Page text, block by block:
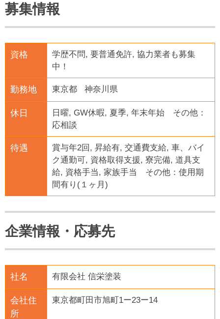
募集情報
資格
学歴不問, 要普通免許, 協力業者も募集
中！
勤務地 東京都 神奈川県
休日
日曜, GW休暇, 夏季, 年末年始 その他：
応相談
待遇
賞与年2回, 昇給有, 交通費支給, 車、バイ
ク通勤可, 資格取得支援, 寮完備, 道具支
給, 資格手当, 家族手当 その他：使用期
間有り(１ヶ月)
企業情報・応募先
社名 有限会社 信栄塗装
会社住
所
東京都町田市旭町1ー23ー14